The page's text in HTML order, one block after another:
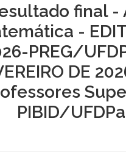
Pecuária e Abastecimento
final -
-
PREG/
DE
PIBID/